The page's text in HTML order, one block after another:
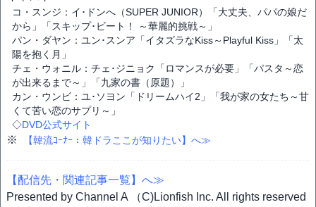
コ・スンジ：イ･ドンへ（SUPER JUNIOR）「大丈夫、パパの娘だ
から」「スキップ･ビート！ ～華麗的挑戦～」
パン・ダヤン：ユン･スンア「イタズラなKiss～Playful Kiss」「太
陽を抱く月」
チェ・ウォニル：チェ･ジニョク「ロマンスが必要」「パスタ～恋
が出来るまで～」「九家の書（原題）」
カン・ウンビ：ユ･ソヨン「ドリームハイ2」「我が家の女たち～甘
くて苦い恋のサプリ～」
◇DVD公式サイト
※ 【韓流ｺｰﾅｰ：韓ドラここが知りたい】へ≫
【配信先・関連記事一覧】へ≫
Presented by Channel A （C)Lionfish Inc. All rights reserved